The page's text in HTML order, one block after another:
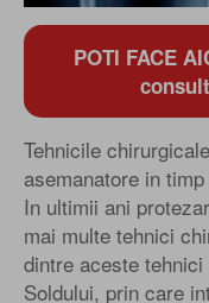
POTI FACE
Tehnicile
asemanatore in
In ultimii ani
mai multe tehnici
dintre aceste
Soldului, prin care